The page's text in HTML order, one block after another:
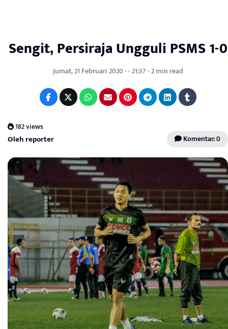
Sengit, Persiraja Ungguli PSMS 1-0
Jumat, 21 Februari 2020 - - 21:37 - 2 min read
182 views
Oleh reporter Komentar: 0